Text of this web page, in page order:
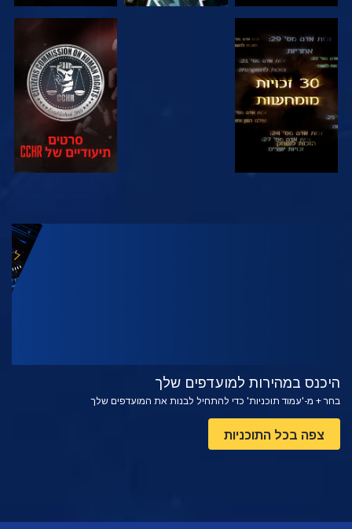
צפה צפה
בדוק את הסדרה
היכנס במהירות למועדפים שלך
בחר + מ-'עמוד תוכניות' כדי להתחיל לבנות את המועדפים שלך
צפה בכל התוכניות